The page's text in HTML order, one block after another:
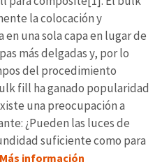
la colocación y
una sola capa en lugar de
más delgadas y, por lo
del procedimiento
fill ha ganado popularidad
una preocupación a
¿Pueden las luces de
suficiente como para
información